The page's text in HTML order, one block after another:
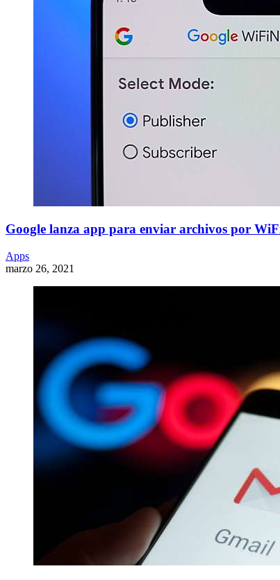
Google lanza app para enviar archivos por
Apps
marzo 26, 2021